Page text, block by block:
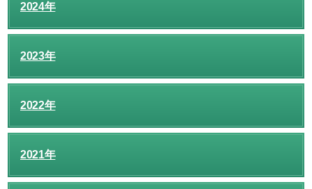
2024年
2023年
2022年
2021年